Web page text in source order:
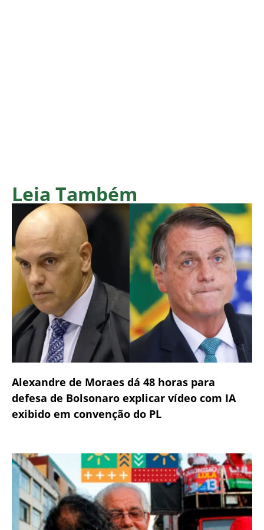
Leia Também
Alexandre de Moraes dá 48 horas para
defesa de Bolsonaro explicar vídeo com IA
exibido em convenção do PL